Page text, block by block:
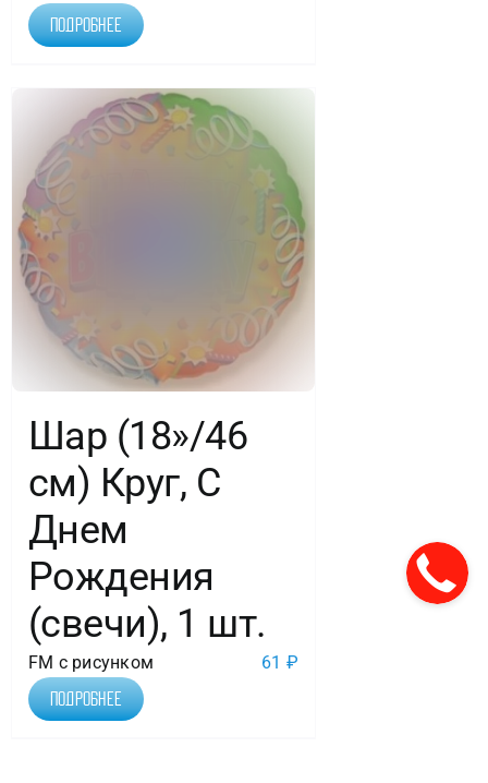
Подробнее
Шар (18»/46
см) Круг, С
Днем
Рождения
(свечи), 1 шт.
FM с рисунком 61 ₽
Подробнее